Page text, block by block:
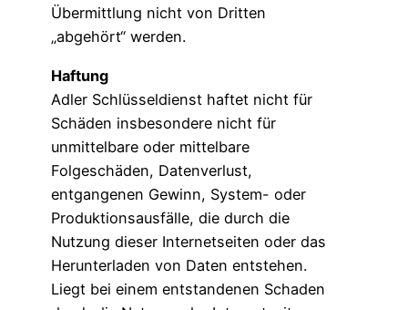
Übermittlung nicht von Dritten
„abgehört“ werden.
Haftung
Adler Schlüsseldienst haftet nicht für
Schäden insbesondere nicht für
unmittelbare oder mittelbare
Folgeschäden, Datenverlust,
entgangenen Gewinn, System- oder
Produktionsausfälle, die durch die
Nutzung dieser Internetseiten oder das
Herunterladen von Daten entstehen.
Liegt bei einem entstandenen Schaden